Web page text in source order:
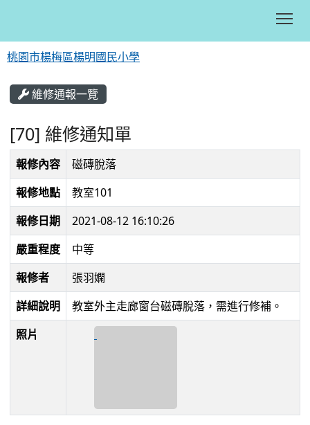
桃園市楊梅區楊明國民小學
維修通報一覽
[70] 維修通知單
報修內容
磁磚脫落
報修地點
教室101
報修日期
2021-08-12 16:10:26
嚴重程度
中等
報修者
張羽嫻
詳細說明
教室外主走廊窗台磁磚脫落，需進行修補。
照片